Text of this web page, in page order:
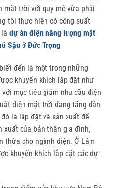
mặt trời với quy mô vừa phải
tôi thực hiện có công suất
dự án điện năng lượng mặt
Sậu ở Đức Trọng
đến là một trong những
khuyến khích lắp đặt như
mục tiêu giảm nhu cầu điện
điện mặt trời đang tăng dần
là lắp đặt và sản xuất để
xuất của bản thân gia đình,
thừa cho ngành điện. Ở Lâm
khuyến khích lắp đặt các dự